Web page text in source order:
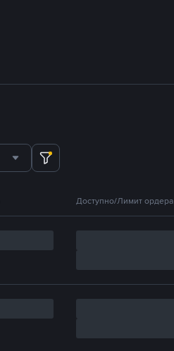
Доступно/Лимит ордера